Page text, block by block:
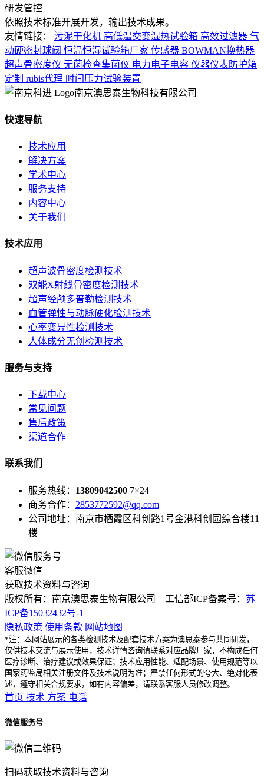
研发管控
依照技术标准开展开发，输出技术成果。
友情链接：
污泥干化机 高低温交变湿热试验箱 高效过滤器 气
动硬密封球阀 恒温恒湿试验箱厂家 传感器 BOWMAN换热器
超声骨密度仪 无菌检查集菌仪 电力电子电容 仪器仪表防护箱
定制 rubis代理 时间压力试验装置
南京澳思泰生物科技有限公司
快速导航
技术应用
解决方案
学术中心
服务支持
内容中心
关于我们
技术应用
超声波骨密度检测技术
双能X射线骨密度检测技术
超声经颅多普勒检测技术
血管弹性与动脉硬化检测技术
心率变异性检测技术
人体成分无创检测技术
服务与支持
下载中心
常见问题
售后政策
渠道合作
联系我们
服务热线： 13809042500 7×24
商务合作： 2853772592@qq.com
公司地址：南京市栖霞区科创路1号金港科创园综合楼11
楼
客服微信
获取技术资料与咨询
版权所有：南京澳思泰生物有限公司 工信部ICP备案号： 苏
ICP备15032432号-1
隐私政策 使用条款 网站地图
*注：本网站展示的各类检测技术及配套技术方案为澳思泰参与共同研发，
仅供技术交流与展示使用，技术详情咨询请联系对应品牌厂家，不构成任何
医疗诊断、治疗建议或效果保证；技术应用性能、适配场景、使用规范等以
国家药监局相关注册文件及技术说明为准；严禁任何形式的夸大、绝对化表
述，遵守相关合规要求，如有内容偏差，请联系客服人员修改调整。
首页 技术 方案 电话
微信服务号
扫码获取技术资料与咨询